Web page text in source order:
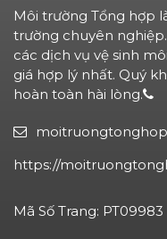
Môi trường Tổng hợp
trường chuyên
các dịch vụ vệ sinh
giá hợp lý nhất. Quý
hoàn toàn hài lòng.
https://
Mã Số Trang: PT09983